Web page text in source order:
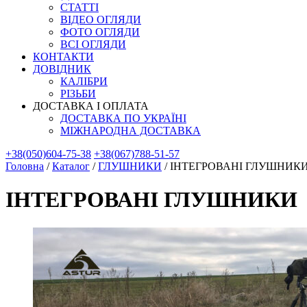
СТАТТІ
ВІДЕО ОГЛЯДИ
ФОТО ОГЛЯДИ
ВСІ ОГЛЯДИ
КОНТАКТИ
ДОВІДНИК
КАЛІБРИ
РІЗЬБИ
ДОСТАВКА І ОПЛАТА
ДОСТАВКА ПО УКРАЇНІ
МІЖНАРОДНА ДОСТАВКА
+38(050)604-75-38 +38(067)788-51-57
Головна /Каталог /ГЛУШНИКИ /ІНТЕГРОВАНІ
ІНТЕГРОВАНІ ГЛУШНИКИ